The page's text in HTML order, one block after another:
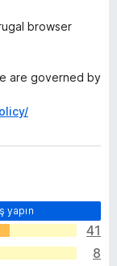
browser
are governed by
yapın
41
8